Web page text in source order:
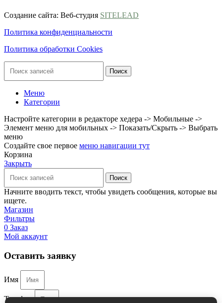
Создание сайта: Веб-студия SITELEAD
Политика конфиденциальности
Политика обработки Cookies
Поиск
Меню
Категории
Настройте категории в редакторе хедера -> Мобильные ->
Элемент меню для мобильных -> Показать/Скрыть -> Выбрать
меню
Создайте свое первое меню навигации тут
Корзина
Закрыть
Поиск
Начните вводить текст, чтобы увидеть сообщения, которые вы
ищете.
Магазин
Фильтры
0 Заказ
Мой аккаунт
Оставить заявку
Имя
Телефон